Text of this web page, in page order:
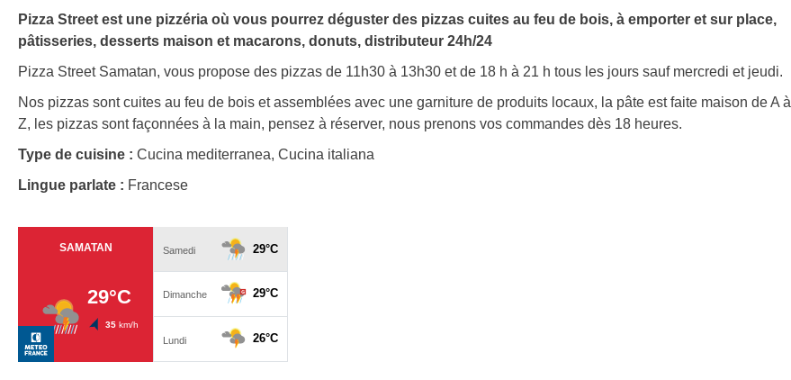
Pizza Street est une pizzéria où vous pourrez déguster des pizzas cuites au feu de bois, à emporter et sur place,
pâtisseries, desserts maison et macarons, donuts, distributeur 24h/24
Pizza Street Samatan, vous propose des pizzas de 11h30 à 13h30 et de 18 h à 21 h tous les jours sauf mercredi et jeudi.
Nos pizzas sont cuites au feu de bois et assemblées avec une garniture de produits locaux, la pâte est faite maison de A à
Z, les pizzas sont façonnées à la main, pensez à réserver, nous prenons vos commandes dès 18 heures.
Type de cuisine : Cucina mediterranea, Cucina italiana
Lingue parlate : Francese